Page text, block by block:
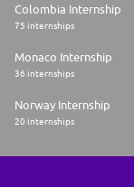
Colombia Internship
75 internships
Monaco Internship
36 internships
Norway Internship
20 internships